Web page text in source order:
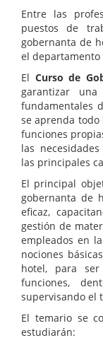
Entre las
puestos de
gobernanta de
el departamento
El Curso de
garantizar
fundamentales
se aprenda todo
funciones
las
las principales
El principal
gobernanta de
eficaz,
gestión de
empleados en
nociones
hotel, para
funciones,
supervisando el
El temario se
estudiarán: